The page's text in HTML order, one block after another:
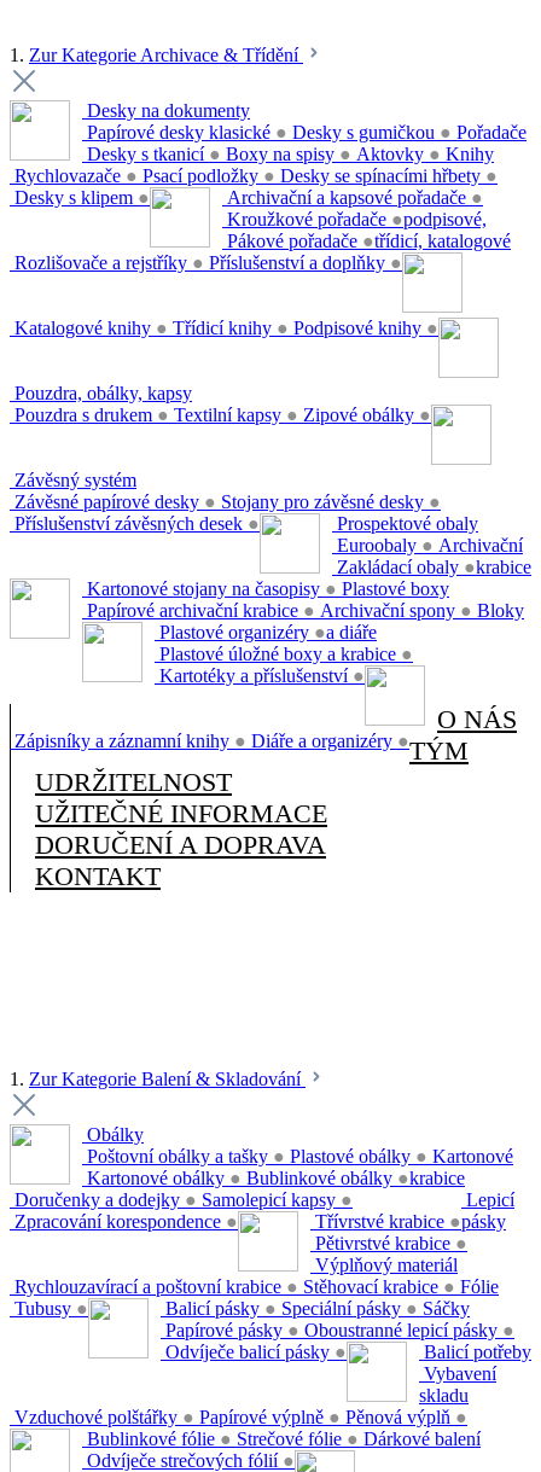
1. Zur Kategorie Archivace & Třídění
Desky na dokumenty
Papírové desky klasické ● Desky s gumičkou ●
Desky s tkanicí ● Boxy na spisy ● Aktovky ●
Rychlovazače ● Psací podložky ● Desky se spínacími hřbety ●
Desky s klipem ●
Pořadače
Archivační a kapsové pořadače ●
Kroužkové pořadače ●
Pákové pořadače ●
Rozlišovače a rejstříky ● Příslušenství a doplňky ●
Knihy
podpisové,
třídicí, katalogové
Katalogové knihy ● Třídicí knihy ● Podpisové knihy ●
Pouzdra, obálky, kapsy
Pouzdra s drukem ● Textilní kapsy ● Zipové obálky ●
Závěsný systém
Závěsné papírové desky ● Stojany pro závěsné desky ●
Příslušenství závěsných desek ●
Prospektové obaly
Euroobaly ●
Zakládací obaly ●
Archivační
krabice
Kartonové stojany na časopisy ●
Papírové archivační krabice ● Archivační spony ●
Plastové boxy
Plastové organizéry ●
Plastové úložné boxy a krabice ●
Kartotéky a příslušenství ●
Bloky
a diáře
Zápisníky a záznamní knihy ● Diáře a organizéry ●
O NÁS
TÝM
UDRŽITELNOST
UŽITEČNÉ INFORMACE
DORUČENÍ A DOPRAVA
KONTAKT
1. Zur Kategorie Balení & Skladování
Obálky
Poštovní obálky a tašky ● Plastové obálky ●
Kartonové obálky ● Bublinkové obálky ●
Doručenky a dodejky ● Samolepicí kapsy ●
Zpracování korespondence ●
Kartonové
krabice
Třívrstvé krabice ●
Pětivrstvé krabice ●
Rychlouzavírací a poštovní krabice ● Stěhovací krabice ●
Tubusy ●
Lepicí
pásky
Balicí pásky ● Speciální pásky ●
Papírové pásky ● Oboustranné lepicí pásky ●
Odvíječe balicí pásky ●
Výplňový materiál
Vzduchové polštářky ● Papírové výplně ● Pěnová výplň ●
Fólie
Bublinkové fólie ● Strečové fólie ●
Odvíječe strečových fólií ●
Sáčky
Balicí potřeby
Vybavení
skladu
Dárkové balení